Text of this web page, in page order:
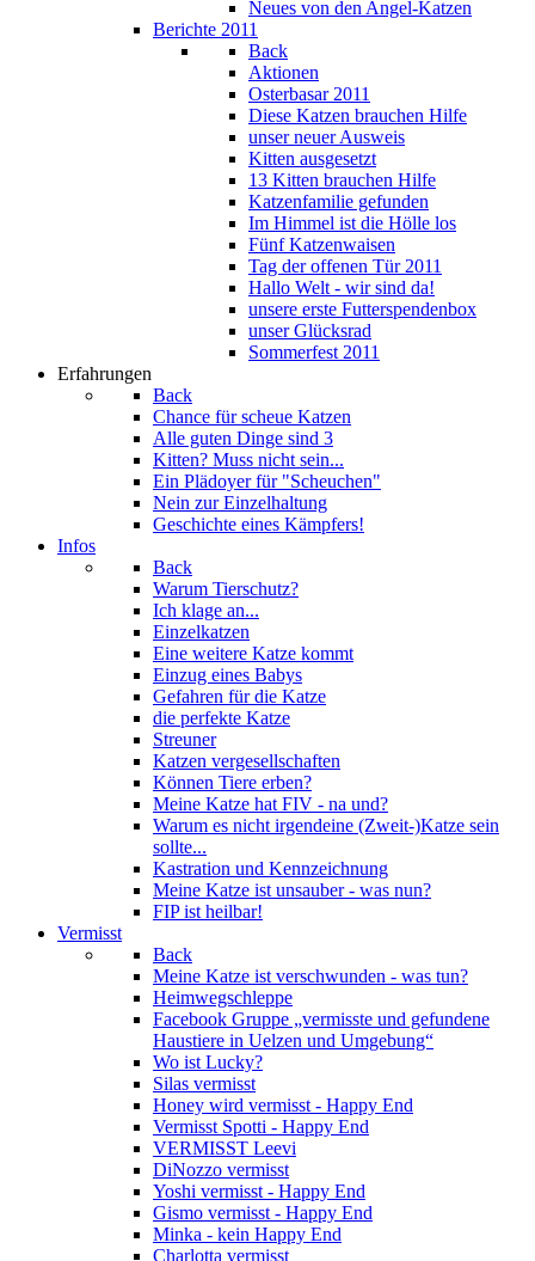
Neues von den Angel-Katzen
Berichte 2011
Back
Aktionen
Osterbasar 2011
Diese Katzen brauchen Hilfe
unser neuer Ausweis
Kitten ausgesetzt
13 Kitten brauchen Hilfe
Katzenfamilie gefunden
Im Himmel ist die Hölle los
Fünf Katzenwaisen
Tag der offenen Tür 2011
Hallo Welt - wir sind da!
unsere erste Futterspendenbox
unser Glücksrad
Sommerfest 2011
Erfahrungen
Back
Chance für scheue Katzen
Alle guten Dinge sind 3
Kitten? Muss nicht sein...
Ein Plädoyer für "Scheuchen"
Nein zur Einzelhaltung
Geschichte eines Kämpfers!
Infos
Back
Warum Tierschutz?
Ich klage an...
Einzelkatzen
Eine weitere Katze kommt
Einzug eines Babys
Gefahren für die Katze
die perfekte Katze
Streuner
Katzen vergesellschaften
Können Tiere erben?
Meine Katze hat FIV - na und?
Warum es nicht irgendeine (Zweit-)Katze sein
sollte...
Kastration und Kennzeichnung
Meine Katze ist unsauber - was nun?
FIP ist heilbar!
Vermisst
Back
Meine Katze ist verschwunden - was tun?
Heimwegschleppe
Facebook Gruppe „vermisste und gefundene
Haustiere in Uelzen und Umgebung“
Wo ist Lucky?
Silas vermisst
Honey wird vermisst - Happy End
Vermisst Spotti - Happy End
VERMISST Leevi
DiNozzo vermisst
Yoshi vermisst - Happy End
Gismo vermisst - Happy End
Minka - kein Happy End
Charlotta vermisst